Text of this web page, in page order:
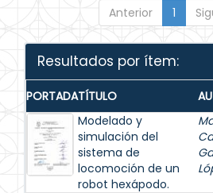
Anterior 1
Resultados por ítem:
PORTADATÍTULO
Modelado y
simulación del
sistema de
locomoción de un
robot hexápodo.